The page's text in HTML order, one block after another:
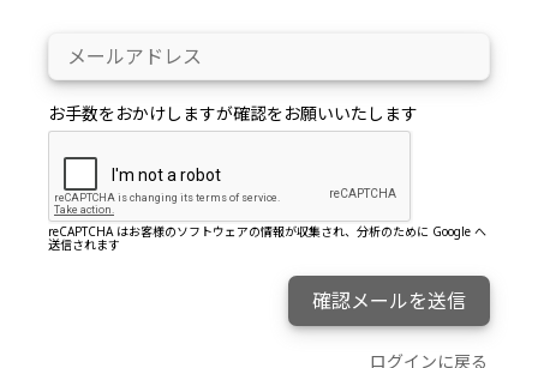
お手数をおかけしますが確認をお願いいたします
reCAPTCHA はお客様のソフトウェアの情報が収集され、分析のために Google へ
送信されます
確認メールを送信
ログインに戻る